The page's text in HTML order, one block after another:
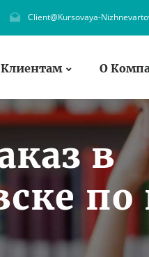
Client@Kursovaya-
Клиентам О
в